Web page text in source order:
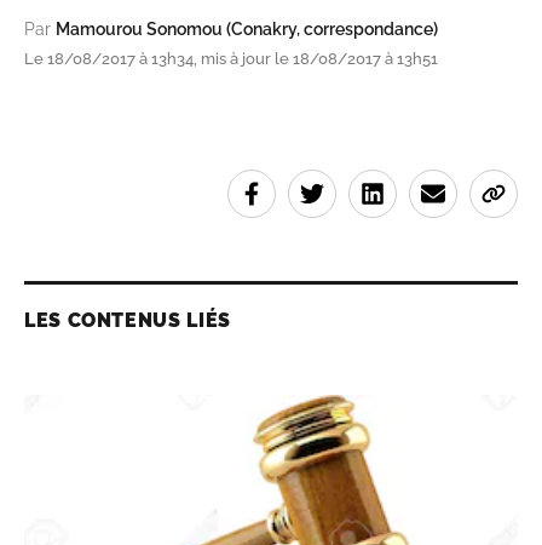
Par Mamourou Sonomou (Conakry, correspondance)
Le 18/08/2017 à 13h34, mis à jour le 18/08/2017 à 13h51
LES CONTENUS LIÉS